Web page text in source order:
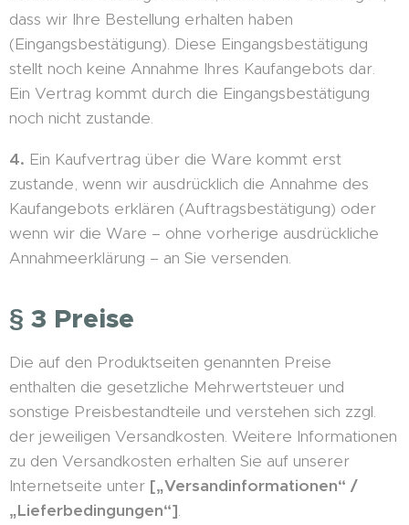
dass wir Ihre Bestellung erhalten haben
(Eingangsbestätigung). Diese Eingangsbestätigung
stellt noch keine Annahme Ihres Kaufangebots dar.
Ein Vertrag kommt durch die Eingangsbestätigung
noch nicht zustande.
4. Ein Kaufvertrag über die Ware kommt erst
zustande, wenn wir ausdrücklich die Annahme des
Kaufangebots erklären (Auftragsbestätigung) oder
wenn wir die Ware – ohne vorherige ausdrückliche
Annahmeerklärung – an Sie versenden.
§ 3 Preise
Die auf den Produktseiten genannten Preise
enthalten die gesetzliche Mehrwertsteuer und
sonstige Preisbestandteile und verstehen sich zzgl.
der jeweiligen Versandkosten. Weitere Informationen
zu den Versandkosten erhalten Sie auf unserer
Internetseite unter [„Versandinformationen“ /
„Lieferbedingungen“].